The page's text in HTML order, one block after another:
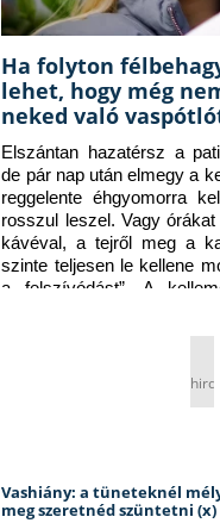
Ha folyton
lehet, hogy még
neked való
Elszántan hazatérsz a
de pár nap után elmegy a
reggelente éhgyomorra
rosszul leszel. Vagy
kávéval, a tejről meg a
szinte teljesen le kellene
a felszívódást”. A
Vashiány: a tüneteknél
meg szeretnéd szüntetni (x)